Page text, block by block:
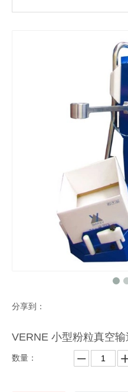
分享到：
VERNE 小型粉粒真空
数量：